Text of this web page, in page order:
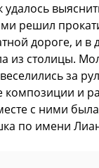
решил
дороге, и в
из столицы.
за
и
с ними
по имени